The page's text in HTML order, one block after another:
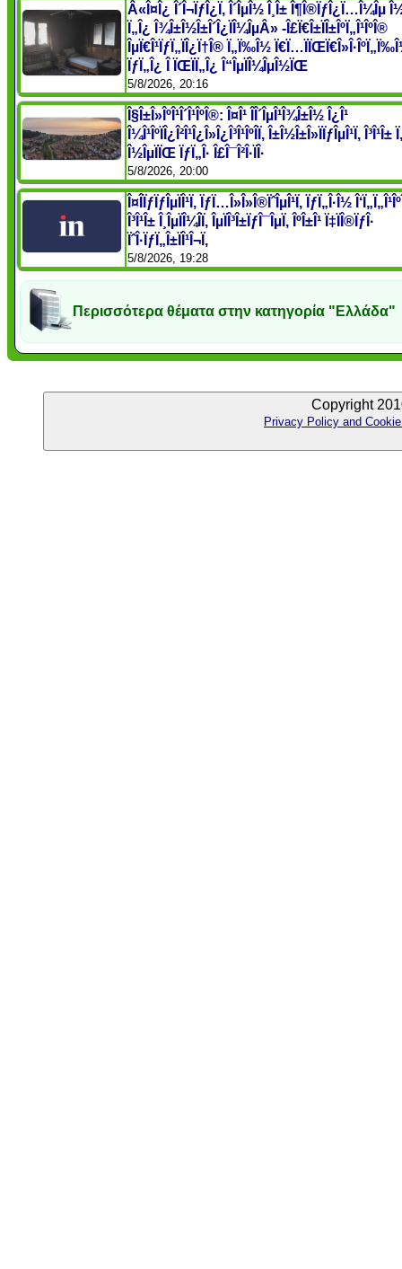
Â«Î¤Î¿ Î´Î¬ÏƒÎ¿Ï‚ Î´ÎµÎ½ Î¸Î± Î¶Î®ÏƒÎ¿Ï…Î¼Îµ
Ï„Î¿ Î¾Î±Î½Î±Î´Î¿ÏÎ¼ÎµÂ» -Î£Ï€Î±ÏÎ±ÎºÏ„Î¹ÎºÎ®
ÎµÏ€Î¹ÏƒÏ„ÏÎ¿Ï†Î® Ï„Ï‰Î½
ÏƒÏ„Î¿ Î ÏŒÏÏ„Î¿ Î“ÎµÏÎ¼ÎµÎ½ÏŒ
5/8/2026, 20:16
Î§Î±Î»ÎºÎ¹Î´Î¹ÎºÎ®: Î¤Î¹ Î­Î´ÎµÎ¹Î¾Î±Î½ Î¿Î¹
Î¼Î¹ÎºÏÎ¿Î²Î¹Î¿Î»Î¿Î³Î¹ÎºÎ­Ï‚ Î±Î½Î±Î»ÏÏƒÎµÎ¹Ï‚ Î³Î¹Î±
Î½ÎµÏÏŒ ÏƒÏ„Î· Î£Î¯Î²Î·ÏÎ·
5/8/2026, 20:00
Î¤Î­ÏƒÏƒÎµÏÎ¹Ï‚ ÏƒÏ…Î»Î»Î®ÏˆÎµÎ¹Ï‚ ÏƒÏ„Î·Î½
Î³Î¹Î± Î¸ÎµÏÎ¼Î­Ï‚ ÎµÏÎ³Î±ÏƒÎ¯ÎµÏ‚ ÎºÎ±Î¹ Ï‡ÏÎ®ÏƒÎ·
ÏˆÎ·ÏƒÏ„Î±ÏÎ¹Î¬Ï‚
5/8/2026, 19:28
Περισσότερα θέματα στην κατηγορία "Ελλάδα"
Copyright
Privacy Policy and